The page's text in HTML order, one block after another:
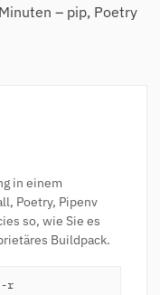
– pip, Poetry
in einem
Poetry, Pipenv
so, wie Sie es
Buildpack.
-r